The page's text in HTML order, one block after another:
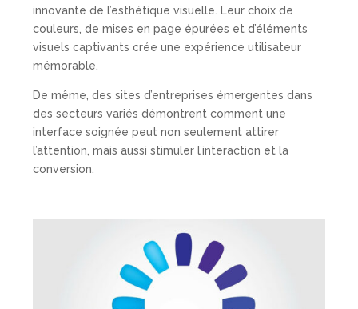
innovante de l’esthétique visuelle. Leur choix de
couleurs, de mises en page épurées et d’éléments
visuels captivants crée une expérience utilisateur
mémorable.
De même, des sites d’entreprises émergentes dans
des secteurs variés démontrent comment une
interface soignée peut non seulement attirer
l’attention, mais aussi stimuler l’interaction et la
conversion.